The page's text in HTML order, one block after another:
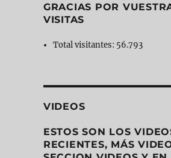
GRACIAS POR
VISITAS
Total visitantes: 56.793
VIDEOS
ESTOS SON LOS
RECIENTES, MÁS